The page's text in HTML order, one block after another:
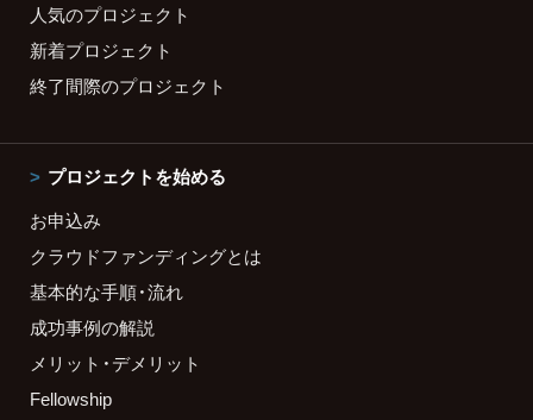
人気のプロジェクト
新着プロジェクト
終了間際のプロジェクト
プロジェクトを始める
お申込み
クラウドファンディングとは
基本的な手順・流れ
成功事例の解説
メリット・デメリット
Fellowship